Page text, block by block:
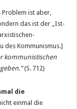
Problem ist aber,
das ist der „Ist-
des Kommunismus.]
kommunistischen
(S. 712)
die
einmal die